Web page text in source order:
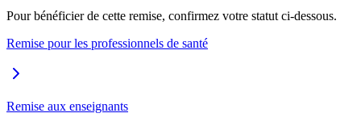
Pour bénéficier de cette remise, confirmez votre statut ci-dessous.
Remise pour les professionnels de santé
Remise aux enseignants